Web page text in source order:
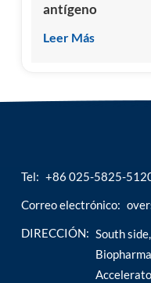
antígeno
específico total
de
Leer Más
Tel: +86 025-5825-
Correo electrónico:
DIRECCIÓN: South